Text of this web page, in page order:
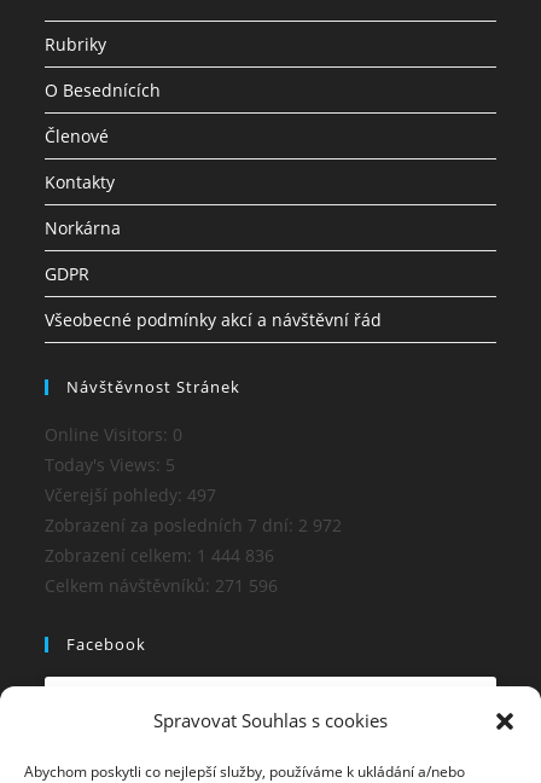
Spravovat Souhlas s cookies
Abychom poskytli co nejlepší služby, používáme k ukládání a/nebo
Rubriky
O Besednících
Členové
Kontakty
Norkárna
GDPR
Všeobecné podmínky akcí a návštěvní řád
Návštěvnost Stránek
Online Visitors: 0
Today's Views: 5
Včerejší pohledy:497
Zobrazení za posledních 7 dní: 2 972
Zobrazení celkem: 1 444 836
Celkem návštěvníků: 271 596
Facebook